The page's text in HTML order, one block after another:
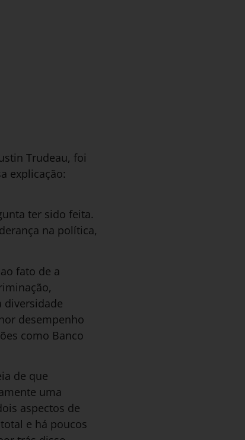
Trudeau, foi
explicação:
ter sido feita.
na política,
fato de a
diversidade
desempenho
como Banco
de que
uma
aspectos de
e há poucos